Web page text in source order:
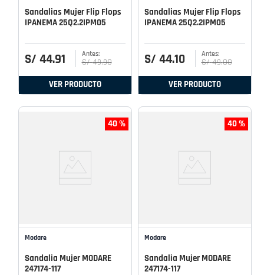
Sandalias Mujer Flip Flops
IPANEMA 25Q2.2IPM05
S/ 44.91 S/ 49.90
VER PRODUCTO
Sandalias Mujer Flip Flops
IPANEMA 25Q2.2IPM05
S/ 44.10 S/ 49.00
VER PRODUCTO
40 %
Modare
Sandalia Mujer MODARE
247174-117
40 %
Modare
Sandalia Mujer MODARE
247174-117